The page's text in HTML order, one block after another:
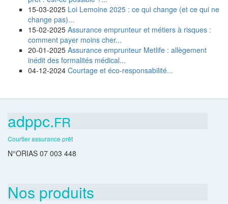
15-03-2025 Loi Lemoine 2025 : ce qui change (et ce qui ne
change pas)...
15-02-2025 Assurance emprunteur et métiers à risques :
comment payer moins cher...
20-01-2025 Assurance emprunteur Metlife : allègement
inédit des formalités médical...
04-12-2024 Courtage et éco-responsabilité...
adppc.FR
Courtier assurance prêt
N°ORIAS 07 003 448
Nos produits